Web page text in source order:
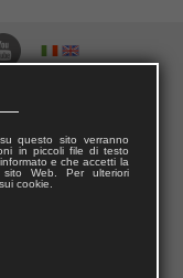
questo sito verranno
in piccoli file di testo
e che accetti la
Web. Per ulteriori
cookie.